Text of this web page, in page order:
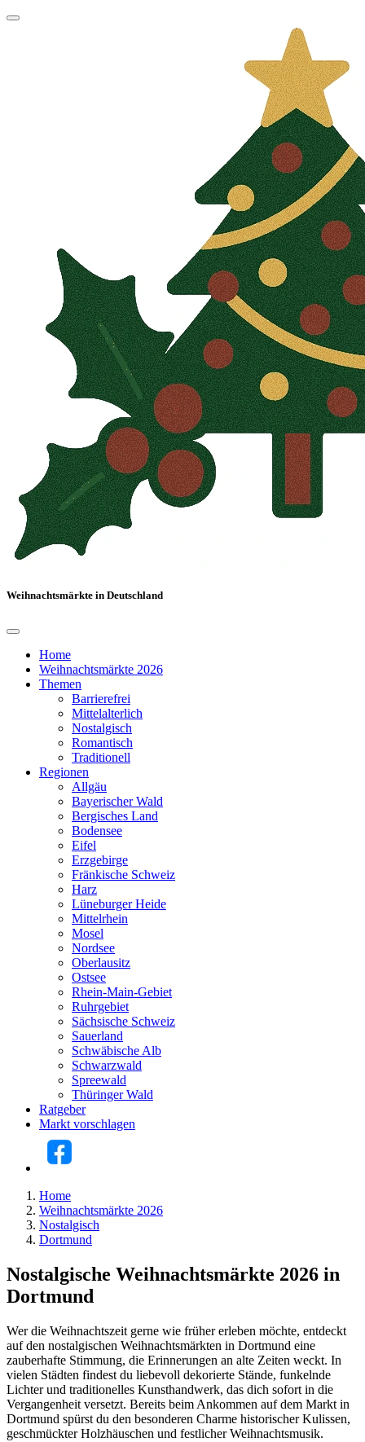
Weihnachtsmärkte in Deutschland
Home
Weihnachtsmärkte 2026
Themen
Barrierefrei
Mittelalterlich
Nostalgisch
Romantisch
Traditionell
Regionen
Allgäu
Bayerischer Wald
Bergisches Land
Bodensee
Eifel
Erzgebirge
Fränkische Schweiz
Harz
Lüneburger Heide
Mittelrhein
Mosel
Nordsee
Oberlausitz
Ostsee
Rhein-Main-Gebiet
Ruhrgebiet
Sächsische Schweiz
Sauerland
Schwäbische Alb
Schwarzwald
Spreewald
Thüringer Wald
Ratgeber
Markt vorschlagen
Home
Weihnachtsmärkte 2026
Nostalgisch
Dortmund
Nostalgische Weihnachtsmärkte 2026 in
Dortmund
Wer die Weihnachtszeit gerne wie früher erleben möchte, entdeckt
auf den nostalgischen Weihnachtsmärkten in Dortmund eine
zauberhafte Stimmung, die Erinnerungen an alte Zeiten weckt. In
vielen Städten findest du liebevoll dekorierte Stände, funkelnde
Lichter und traditionelles Kunsthandwerk, das dich sofort in die
Vergangenheit versetzt. Bereits beim Ankommen auf dem Markt in
Dortmund spürst du den besonderen Charme historischer Kulissen,
geschmückter Holzhäuschen und festlicher Weihnachtsmusik.